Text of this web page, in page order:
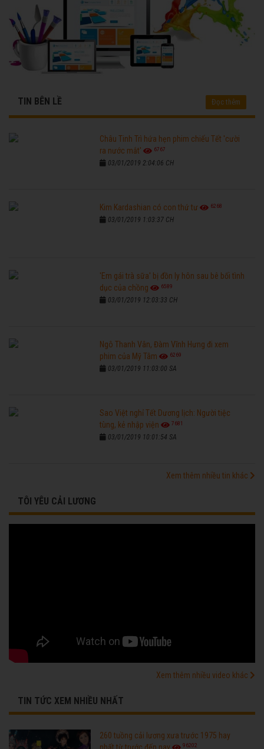
TIN BÊN LỀ Đọc thêm
Châu Tinh Trì hứa hẹn phim chiếu Tết 'cười
ra nước mắt'
6767
03/01/2019 2:04:06 CH
Kim Kardashian có con thứ tư 6268
03/01/2019 1:03:37 CH
'Em gái trà sữa' bị đồn ly hôn sau bê bối tình
dục của chồng
6589
03/01/2019 12:03:33 CH
Ngô Thanh Vân, Đàm Vĩnh Hưng đi xem
phim của Mỹ Tâm
6269
03/01/2019 11:03:00 SA
Sao Việt nghỉ Tết Dương lịch: Người tiệc
tùng, kẻ nhập viện
7681
03/01/2019 10:01:54 SA
Xem thêm nhiều tin khác
TÔI YÊU CẢI LƯƠNG
Xem thêm nhiều video khác
TIN TỨC XEM NHIỀU NHẤT
260 tuồng cải lương xưa trước 1975 hay
nhất từ trước đến nay
96202